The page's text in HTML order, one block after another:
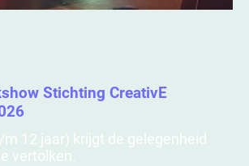
Stichting CreativE
12 jaar) krijgt de gelegenheid
vertolken.